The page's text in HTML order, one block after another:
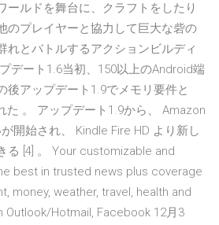
ールドを舞台に、クラフトをしたり
のプレイヤーと協力して巨大な砦の
れとバトルするアクションビルディ
デート1.6当初、150以上のAndroid端
後アップデート1.9でメモリ要件と
た 。 アップデート1.9から、 Amazon
開始され、 Kindle Fire HD より新し
る [4] 。 Your customizable and
best in trusted news plus coverage
money, weather, travel, health and
Outlook/Hotmail, Facebook 12月3